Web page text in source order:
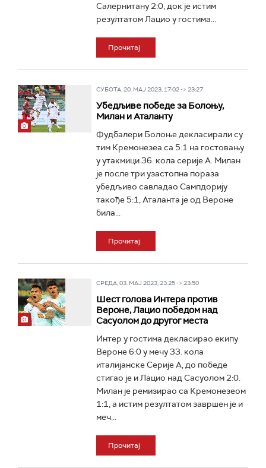
Салернитану 2:0, док је истим
резултатом Лацио у гостима...
Прочитај
СУБОТА, 20. МАЈ 2023, 17:02 -> 23:27
Убедљиве победе за Болоњу,
Милан и Аталанту
Фудбалери Болоње декласирали су
тим Кремонезеа са 5:1 на гостовању
у утакмици 36. кола серије А. Милан
је после три узастопна пораза
убедљиво савладао Сампдорију
такође 5:1, Аталанта је од Вероне
била...
Прочитај
СРЕДА, 03. МАЈ 2023, 23:25 -> 23:50
Шест голова Интера против
Вероне, Лацио победом над
Сасуолом до другог места
Интер у гостима декласирао екипу
Вероне 6:0 у мечу 33. кола
италијанске Серије А, до победе
стигао је и Лацио над Сасуолом 2:0.
Милан је ремизирао са Кремонезеом
1:1, а истим резултатом завршен је и
меч...
Прочитај